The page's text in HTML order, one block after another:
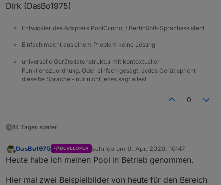
Dirk (DasBo1975)
Entwickler des Adapters PoolControl / BertinSoft-Sprachassistent
Einfach macht aus einem Problem keine Lösung
universelle Gerätedatenstruktur mit kontextueller
Funktionszuordnung. Oder einfach gesagt: Jedes Gerät spricht
dieselbe Sprache - nur nicht jedes sagt alles!
0
14 Tagen später
Offline
DasBo1975 DEVELOPER schrieb am 6. Apr. 2026, 16:47
zuletzt editiert von
Heute habe ich meinen Pool in Betrieb genommen.
Hier mal zwei Beispielbilder von heute für den Bereich